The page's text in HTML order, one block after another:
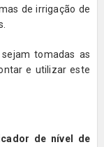
de irrigação de
tomadas as
e utilizar este
de nível de